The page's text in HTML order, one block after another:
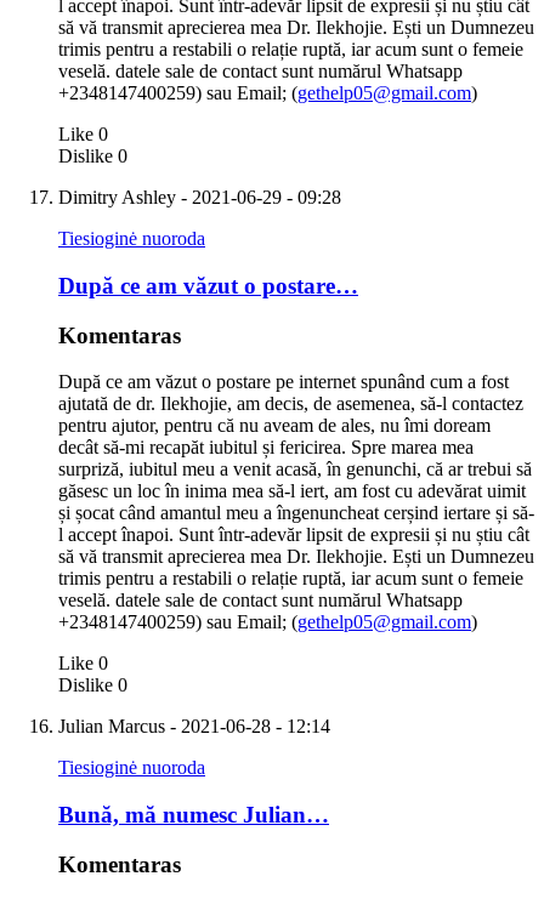
l accept înapoi. Sunt într-adevăr lipsit de expresii și nu știu cât
să vă transmit aprecierea mea Dr. Ilekhojie. Ești un Dumnezeu
trimis pentru a restabili o relație ruptă, iar acum sunt o femeie
veselă. datele sale de contact sunt numărul Whatsapp
+2348147400259) sau Email; (gethelp05@gmail.com)
Like 0
Dislike 0
Dimitry Ashley - 2021-06-29 - 09:28
Tiesioginė nuoroda
După ce am văzut o postare…
Komentaras
După ce am văzut o postare pe internet spunând cum a fost
ajutată de dr. Ilekhojie, am decis, de asemenea, să-l contactez
pentru ajutor, pentru că nu aveam de ales, nu îmi doream
decât să-mi recapăt iubitul și fericirea. Spre marea mea
surpriză, iubitul meu a venit acasă, în genunchi, că ar trebui să
găsesc un loc în inima mea să-l iert, am fost cu adevărat uimit
și șocat când amantul meu a îngenuncheat cerșind iertare și să-
l accept înapoi. Sunt într-adevăr lipsit de expresii și nu știu cât
să vă transmit aprecierea mea Dr. Ilekhojie. Ești un Dumnezeu
trimis pentru a restabili o relație ruptă, iar acum sunt o femeie
veselă. datele sale de contact sunt numărul Whatsapp
+2348147400259) sau Email; (gethelp05@gmail.com)
Like 0
Dislike 0
Julian Marcus - 2021-06-28 - 12:14
Tiesioginė nuoroda
Bună, mă numesc Julian…
Komentaras